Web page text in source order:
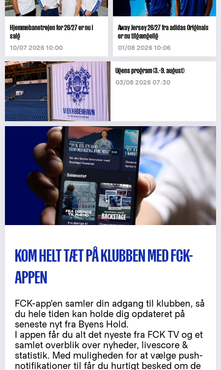
Hjemmebanetrøjen for 26/27 er nu i
salg
10/07 2026 10:00
Away Jersey 26/27 fra adidas Originals
er nu tilgængelig
01/08 2026 10:06
Ugens program (3.-9. august)
03/08 2026 07:30
KOM HELT TÆT PÅ KLUBBEN MED FCK-
APPEN
FCK-app'en samler din adgang til klubben, så
du hele tiden kan holde dig opdateret på
seneste nyt fra Byens Hold.
I appen får du alt det nyeste fra FCK TV og et
samlet overblik over nyheder, livescore &
statistik. Med muligheden for at vælge push-
notifikationer til får du hurtigt besked om de